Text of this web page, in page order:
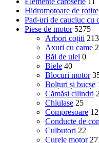
Hidromotoare de rotire
Pad-uri de cauciuc cu
Piese de motor 5275
Arbori coțiti 213
Axuri cu came
Băi de ulei 0
Biele 40
Blocuri motor
Bolțuri și bucșe
Cămăși cilindri
Chiulase 25
Compresoare 12
Conducte de
Culbutori 22
Curele motor